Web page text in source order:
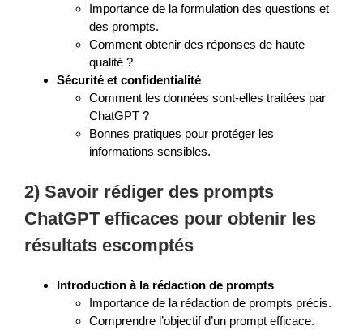
Importance de la formulation des questions et
des prompts.
Comment obtenir des réponses de haute
qualité ?
Sécurité et confidentialité
Comment les données sont-elles traitées par
ChatGPT ?
Bonnes pratiques pour protéger les
informations sensibles.
2) Savoir rédiger des prompts
ChatGPT efficaces pour obtenir les
résultats escomptés
Introduction à la rédaction de prompts
Importance de la rédaction de prompts précis.
Comprendre l’objectif d’un prompt efficace.